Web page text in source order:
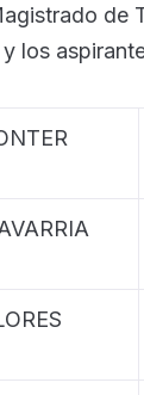
de
y los